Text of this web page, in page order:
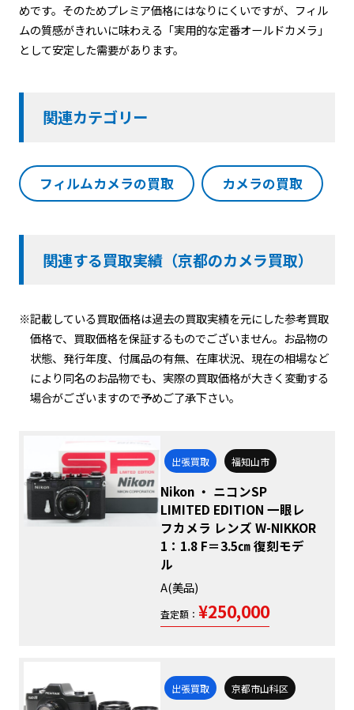
めです。そのためプレミア価格にはなりにくいですが、フィル
ムの質感がきれいに味わえる「実用的な定番オールドカメラ」
として安定した需要があります。
関連カテゴリー
フィルムカメラの買取 カメラの買取
関連する買取実績（京都のカメラ買取）
※記載している買取価格は過去の買取実績を元にした参考買取
価格で、買取価格を保証するものでございません。お品物の
状態、発行年度、付属品の有無、在庫状況、現在の相場など
により同名のお品物でも、実際の買取価格が大きく変動する
場合がございますので予めご了承下さい。
出張買取 福知山市
Nikon ・ ニコンSP
LIMITED EDITION 一眼レ
フカメラ レンズ W-NIKKOR
1：1.8 F＝3.5㎝ 復刻モデ
ル
A(美品)
査定額： ¥250,000
出張買取 京都市山科区